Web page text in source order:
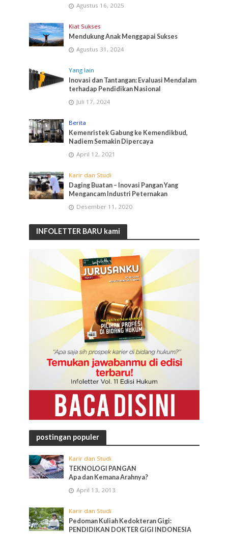
Agustus 16, 2025
Kiat Sukses
Mendukung Anak Menggapai Sukses
Agustus 31, 2024
Yang lain
Inovasi dan Tantangan: Evaluasi Mendalam
terhadap Pendidikan Nasional
Juli 17, 2024
Berita
Kemenristek Gabung ke Kemendikbud,
Nadiem Semakin Dipercaya
April 12, 2021
Karir dan Studi
Daging Buatan – Inovasi Pangan Yang
Mengancam Industri Peternakan
Desember 11, 2020
INFOLETTER BARU kami
postingan populer
Karir dan Studi
TEKNOLOGI PANGAN
Apa dan Kemana Arahnya?
April 13, 2013
Karir dan Studi
Pedoman Kuliah Kedokteran Gigi:
PENDIDIKAN DOKTER GIGI INDONESIA